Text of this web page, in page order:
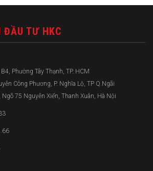
ĐẦU TƯ HKC
Phường Tây Thạnh, TP. HCM
Công Phương, P. Nghĩa Lộ, TP Q.Ngãi
Ngõ 75 Nguyễn Xiển, Thanh Xuân, Hà Nội